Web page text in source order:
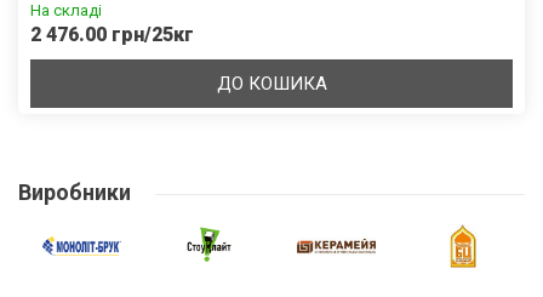
На складі
2 476.00 грн/25кг
ДО КОШИКА
Виробники